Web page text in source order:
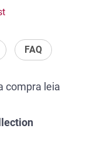
FAQ
compra leia